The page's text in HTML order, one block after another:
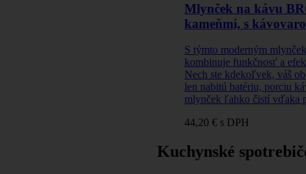
Mlynček na kávu
kameňmi, s
S týmto moderným
kombinuje funkčnosť a
Nech ste kdekoľvek, váš
len nabitú batériu, porciu
mlynček ľahko čistí vďaka
44,20 € s DPH
Kuchynské